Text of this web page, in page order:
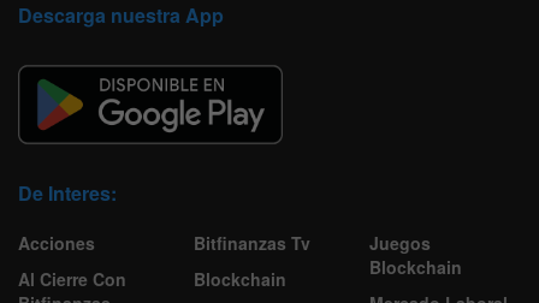
Descarga nuestra App
De Interes:
Acciones
Al Cierre Con
Bitfinanzas Tv
Blockchain
Juegos
Blockchain